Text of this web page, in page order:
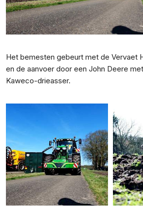
Het bemesten gebeurt met de Vervaet
en de aanvoer door een John Deere
Kaweco-drieasser.